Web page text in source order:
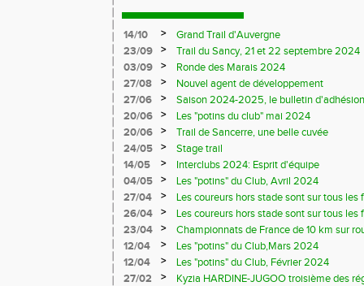
14/10 >
Grand Trail d'Auvergne
23/09
>
Trail du Sancy, 21 et 22 septembre 2024
03/09
>
Ronde des Marais 2024
27/08
>
Nouvel agent de développement
27/06
>
Saison 2024-2025, le bulletin
20/06
>
Les "potins du club" mai 2024
20/06
>
Trail de Sancerre, une belle cuvée
24/05
>
Stage trail
14/05
>
Interclubs 2024: Esprit d'équipe
04/05
>
Les "potins" du Club, Avril 2024
27/04
>
Les coureurs hors stade sont sur tous les
26/04
>
Les coureurs hors stade sont sur tous les
23/04
>
Championnats de France de 10 km sur
12/04
>
Les "potins" du Club,Mars 2024
12/04
>
Les "potins" du Club, Février 2024
27/02
>
Kyzia HARDINE-JUGOO troisième des